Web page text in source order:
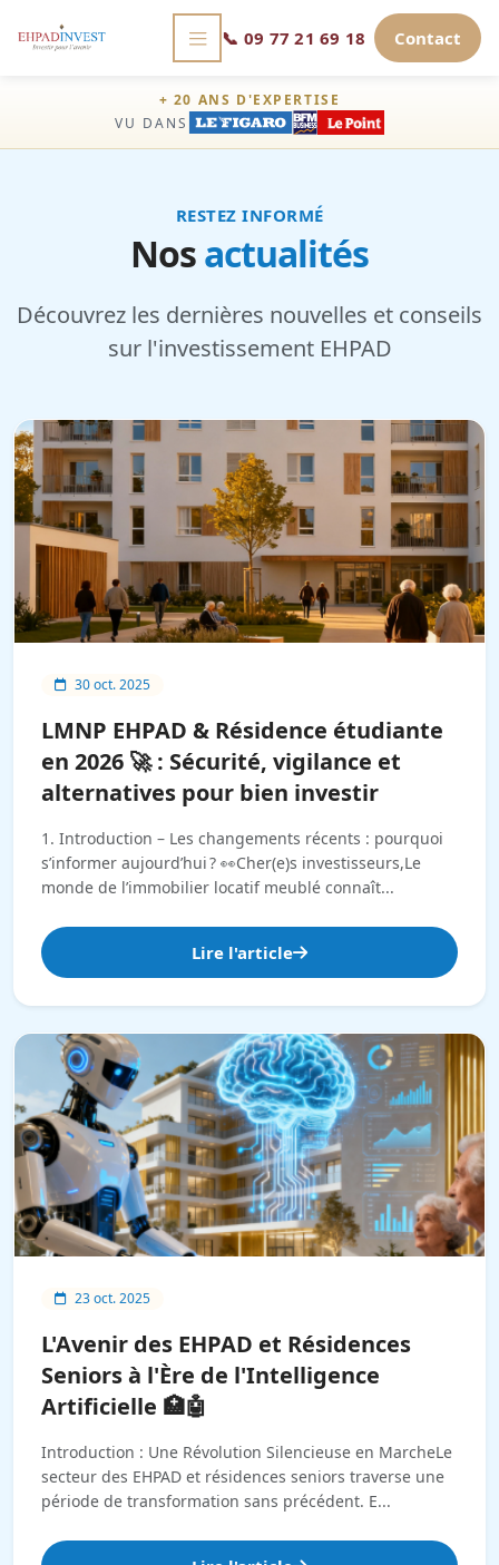
📞 09 77 21 69 18 Contact
+ 20 ANS D'EXPERTISE
VU DANS
RESTEZ INFORMÉ
Nosactualités
Découvrez les dernières nouvelles et conseils
sur l'investissement EHPAD
30 oct. 2025
LMNP EHPAD & Résidence étudiante
en 2026 🚀 : Sécurité, vigilance et
alternatives pour bien investir
1. Introduction – Les changements récents : pourquoi
s’informer aujourd’hui ? 👀Cher(e)s investisseurs,Le
monde de l’immobilier locatif meublé connaît...
Lire l'article
23 oct. 2025
L'Avenir des EHPAD et Résidences
Seniors à l'Ère de l'Intelligence
Artificielle 🏥🤖
Introduction : Une Révolution Silencieuse en MarcheLe
secteur des EHPAD et résidences seniors traverse une
période de transformation sans précédent. E...